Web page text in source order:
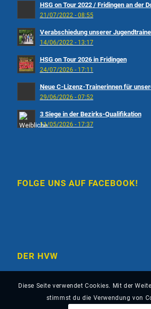
HSG on Tour 2022 / Fridingen an der
21/07/2022 - 08:55
Verabschiedung unserer
14/06/2022 - 13:17
HSG on Tour 2026 in Fridingen
24/07/2026 - 17:11
Neue C-Lizenz-Trainerinnen für
29/06/2026 - 07:52
3 Siege in der Bezirks-Qualifikation
11/05/2026 - 17:37
FOLGE UNS AUF FACEBOOK!
DER HVW
Diese Seite verwendet Cookies. Mit der
stimmst du die Verwendung von